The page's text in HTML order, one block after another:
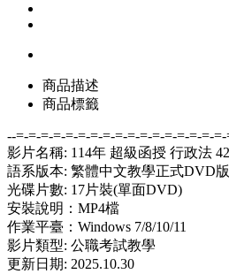
商品描述
商品標籤
--=-=-=-=-=-=-=-=-=-=-=-=-=-=-=-=-
影片名稱: 114年 超級函授 行政法
語系版本: 繁體中文教學正式DVD版
光碟片數: 17片裝(單面DVD)
安裝說明：MP4檔
作業平臺：Windows 7/8/10/11
影片類型: 公職考試教學
更新日期: 2025.10.30